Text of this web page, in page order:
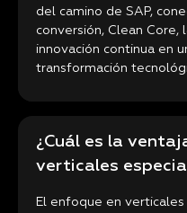
del camino de SAP,
conversión, Clean Core,
innovación continua en
transformación
¿Cuál es la
verticales
El enfoque en